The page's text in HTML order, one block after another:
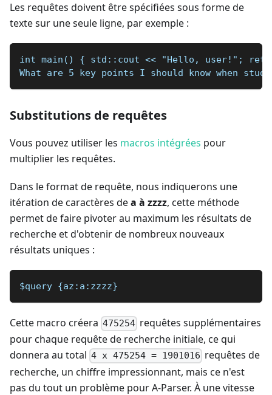
Les requêtes doivent être spécifiées sous forme de
texte sur une seule ligne, par exemple :
int main() { std::cout << "Hello, user!";
What are 5 key points I should know when
Substitutions de requêtes
Vous pouvez utiliser les macros intégrées pour
multiplier les requêtes.
Dans le format de requête, nous indiquerons une
itération de caractères dea à zzzz, cette méthode
permet de faire pivoter au maximum les résultats de
recherche et d'obtenir de nombreux nouveaux
résultats uniques :
$query {az:a:zzzz}
Cette macro créera 475254 requêtes supplémentaires
pour chaque requête de recherche initiale, ce qui
donnera au total 4 x 475254 = 1901016 requêtes de
recherche, un chiffre impressionnant, mais ce n'est
pas du tout un problème pour A-Parser. À une vitesse